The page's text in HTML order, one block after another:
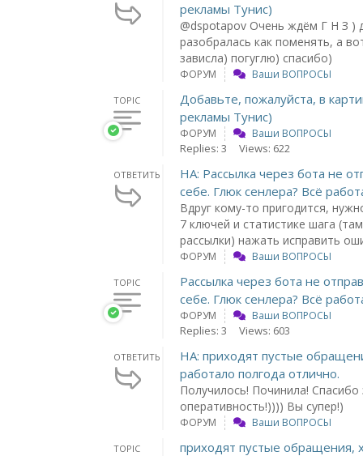
рекламы Тунис)
@dspotapov Очень ждём Г Н З )
разобралась как поменять, а
зависла) погуглю) спасибо)
ФОРУМ Ваши ВОПРОСЫ
TOPIC
Добавьте, пожалуйста, в
рекламы Тунис)
ФОРУМ Ваши ВОПРОСЫ
Replies: 3 Views: 622
ОТВЕТИТЬ
НА: Рассылка через бота не
себе. Глюк сенлера? Всё
Вдруг кому-то пригодится,
7 ключей и статистике шага
рассылки) нажать исправить
ФОРУМ Ваши ВОПРОСЫ
TOPIC
Рассылка через бота не
себе. Глюк сенлера? Всё
ФОРУМ Ваши ВОПРОСЫ
Replies: 3 Views: 603
ОТВЕТИТЬ
НА: приходят пустые
работало полгода отлично.
Получилось! Починила! Спасибо
оперативность!)))) Вы супер!)
ФОРУМ Ваши ВОПРОСЫ
TOPIC
приходят пустые обращения,